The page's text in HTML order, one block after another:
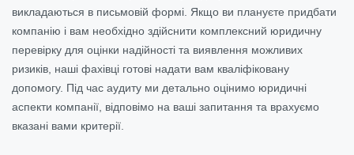
викладаються в письмовій формі. Якщо ви плануєте придбати
компанію і вам необхідно здійснити комплексний юридичну
перевірку для оцінки надійності та виявлення можливих
ризиків, наші фахівці готові надати вам кваліфіковану
допомогу. Під час аудиту ми детально оцінимо юридичні
аспекти компанії, відповімо на ваші запитання та врахуємо
вказані вами критерії.